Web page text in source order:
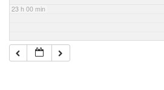
23 h 00 min